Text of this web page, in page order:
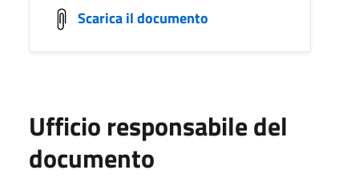
Scarica il documento
Ufficio responsabile del
documento